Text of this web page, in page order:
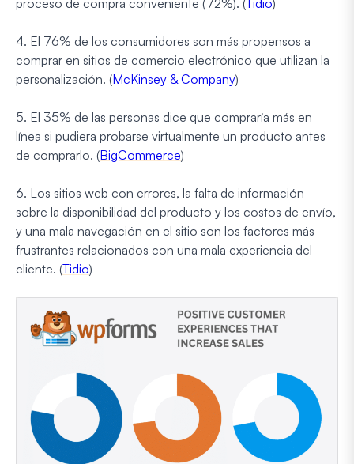
4. El 76% de los consumidores son más propensos a
comprar en sitios de comercio electrónico que utilizan la
personalización. (McKinsey & Company)
5. El 35% de las personas dice que compraría más en
línea si pudiera probarse virtualmente un producto antes
de comprarlo. (BigCommerce)
6. Los sitios web con errores, la falta de información
sobre la disponibilidad del producto y los costos de envío,
y una mala navegación en el sitio son los factores más
frustrantes relacionados con una mala experiencia del
cliente. (Tidio)